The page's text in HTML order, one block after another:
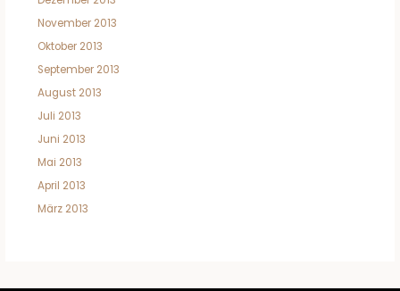
November 2013
Oktober 2013
September 2013
August 2013
Juli 2013
Juni 2013
Mai 2013
April 2013
März 2013